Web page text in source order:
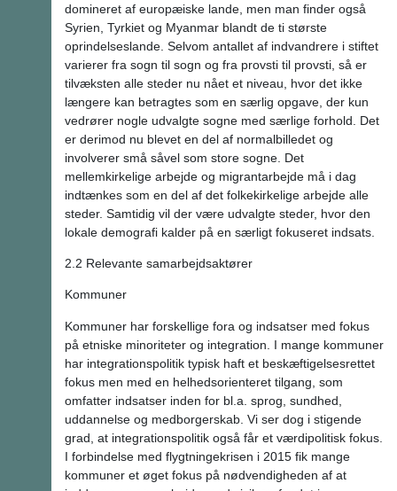
domineret af europæiske lande, men man finder også
Syrien, Tyrkiet og Myanmar blandt de ti største
oprindelseslande. Selvom antallet af indvandrere i stiftet
varierer fra sogn til sogn og fra provsti til provsti, så er
tilvæksten alle steder nu nået et niveau, hvor det ikke
længere kan betragtes som en særlig opgave, der kun
vedrører nogle udvalgte sogne med særlige forhold. Det
er derimod nu blevet en del af normalbilledet og
involverer små såvel som store sogne. Det
mellemkirkelige arbejde og migrantarbejde må i dag
indtænkes som en del af det folkekirkelige arbejde alle
steder. Samtidig vil der være udvalgte steder, hvor den
lokale demografi kalder på en særligt fokuseret indsats.
2.2 Relevante samarbejdsaktører
Kommuner
Kommuner har forskellige fora og indsatser med fokus
på etniske minoriteter og integration. I mange kommuner
har integrationspolitik typisk haft et beskæftigelsesrettet
fokus men med en helhedsorienteret tilgang, som
omfatter indsatser inden for bl.a. sprog, sundhed,
uddannelse og medborgerskab. Vi ser dog i stigende
grad, at integrationspolitik også får et værdipolitisk fokus.
I forbindelse med flygtningekrisen i 2015 fik mange
kommuner et øget fokus på nødvendigheden af at